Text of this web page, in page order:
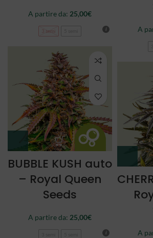
A partire da: 25,00€
3 semi A
BUBBLE KUSH auto
– Royal Queen
Seeds
A partire da: 25,00€
A